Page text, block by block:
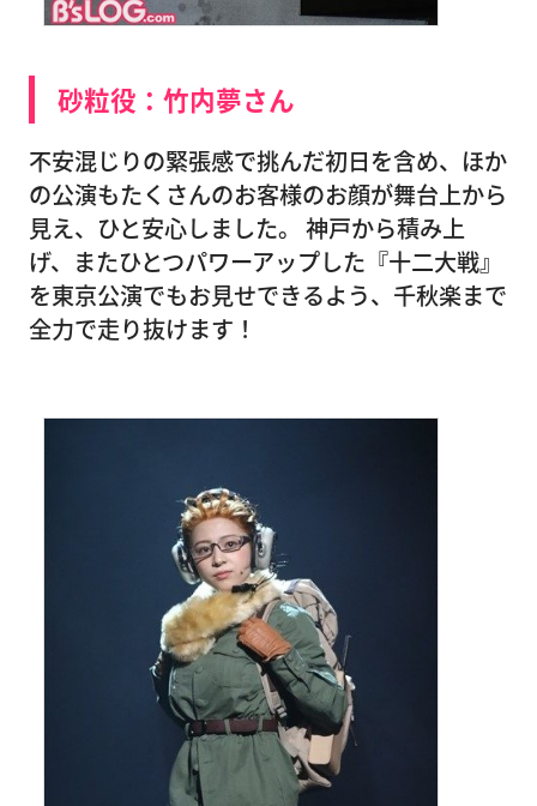
砂粒役：竹内夢さん
不安混じりの緊張感で挑んだ初日を含め、ほか
の公演もたくさんのお客様のお顔が舞台上から
見え、ひと安心しました。 神戸から積み上
げ、またひとつパワーアップした『十二大戦』
を東京公演でもお見せできるよう、千秋楽まで
全力で走り抜けます！